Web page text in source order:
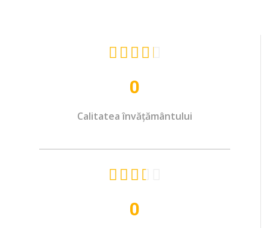
   
Calitatea învățământului
0
   
0